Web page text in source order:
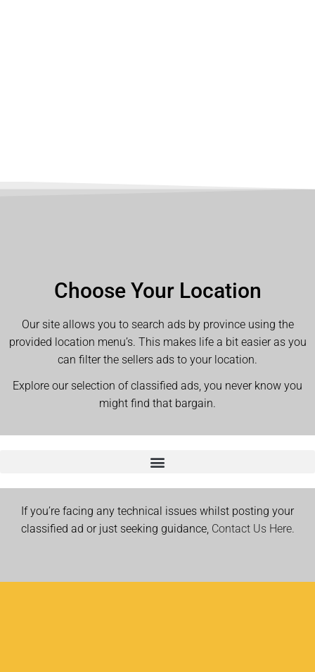
Choose Your Location
Our site allows you to search ads by province using the
provided location menu’s. This makes life a bit easier as you
can filter the sellers ads to your location.
Explore our selection of classified ads, you never know you
might find that bargain.
If you’re facing any technical issues whilst posting your
classified ad or just seeking guidance, Contact Us Here.